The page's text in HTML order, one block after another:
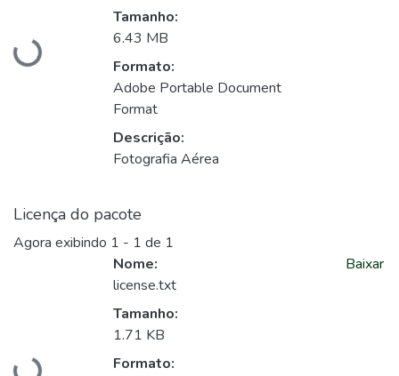
Carregando...
Tamanho:
6.43 MB
Formato:
Adobe Portable Document
Format
Descrição:
Fotografia Aérea
Licença do pacote
Agora exibindo 1 - 1 de 1
Carregando...
Nome:
license.txt
Tamanho:
1.71 KB
Formato:
Baixar